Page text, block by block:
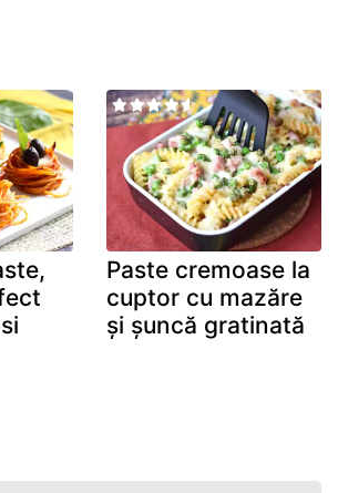
Paste cremoase la
cuptor cu mazăre
și șuncă gratinată